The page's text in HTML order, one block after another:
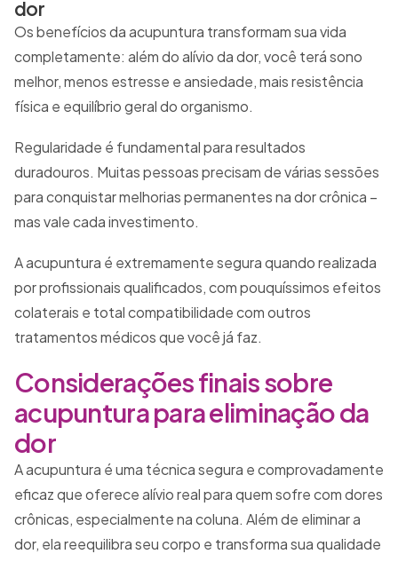
dor
Os benefícios da acupuntura transformam sua vida
completamente: além do alívio da dor, você terá sono
melhor, menos estresse e ansiedade, mais resistência
física e equilíbrio geral do organismo.
Regularidade é fundamental para resultados
duradouros. Muitas pessoas precisam de várias sessões
para conquistar melhorias permanentes na dor crônica –
mas vale cada investimento.
A acupuntura é extremamente segura quando realizada
por profissionais qualificados, com pouquíssimos efeitos
colaterais e total compatibilidade com outros
tratamentos médicos que você já faz.
Considerações finais sobre
acupuntura para eliminação da
dor
A acupuntura é uma técnica segura e comprovadamente
eficaz que oferece alívio real para quem sofre com dores
crônicas, especialmente na coluna. Além de eliminar a
dor, ela reequilibra seu corpo e transforma sua qualidade